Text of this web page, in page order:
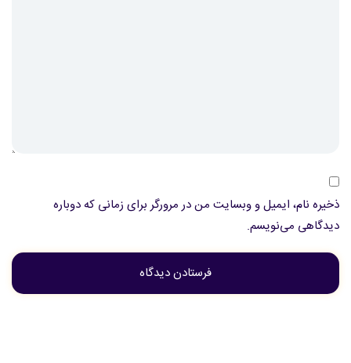
ذخیره نام، ایمیل و وبسایت من در مرورگر برای زمانی که دوباره
دیدگاهی می‌نویسم.